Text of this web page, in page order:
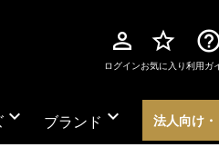
perm_identity
ログイン
star_border
お気に入り利用ガ
expand_more ブランド expand_more 法人向け